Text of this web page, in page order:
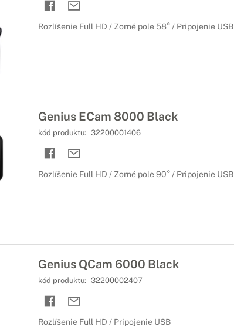
Rozlíšenie Full HD / Zorné pole 58° / Pripojenie USB
Genius ECam 8000 Black
kód produktu: 32200001406
Rozlíšenie Full HD / Zorné pole 90° / Pripojenie USB
Genius QCam 6000 Black
kód produktu: 32200002407
Rozlíšenie Full HD / Pripojenie USB